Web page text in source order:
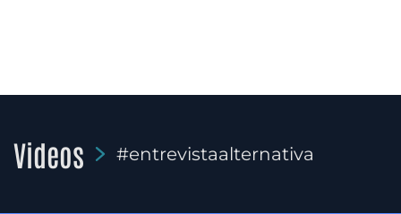
Videos #entrevistaalternativa